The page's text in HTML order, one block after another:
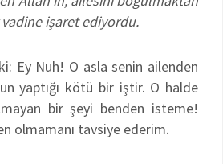
işaret ediyordu.
Ey Nuh! O asla senin ailenden
yaptığı kötü bir iştir. O halde
bir şeyi benden isteme!
olmamanı tavsiye ederim.